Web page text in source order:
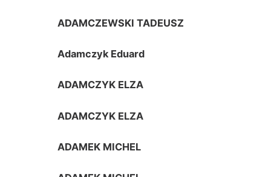
ADAMCZEWSKI TADEUSZ
Adamczyk Eduard
ADAMCZYK ELZA
ADAMCZYK ELZA
ADAMEK MICHEL